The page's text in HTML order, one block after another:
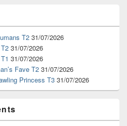
T2 31/07/2026
31/07/2026
31/07/2026
Fave T2 31/07/2026
Princess T3 31/07/2026